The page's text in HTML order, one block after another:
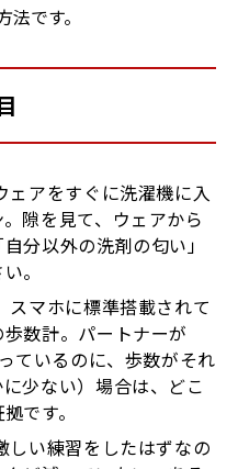
です。
ェアをすぐに洗濯機に入
隙を見て、ウェアから
分以外の洗剤の匂い」
。
スマホに標準搭載されて
数計。パートナーが
ているのに、歩数がそれ
少ない）場合は、どこ
です。
しい練習をしたはずなの